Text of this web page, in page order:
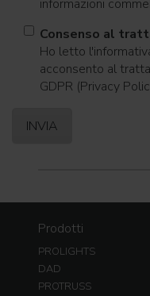
informazioni
Consenso al
Ho letto
acconsento al
GDPR (Privacy
Prodotti
PROLIGHTS
DAD
PROTRUSS